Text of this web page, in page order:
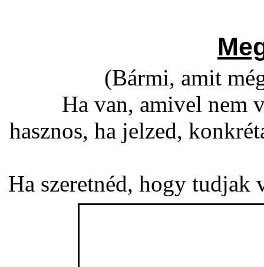
(Bármi, amit
Ha van, amivel nem
hasznos, ha jelzed,
Ha szeretnéd, hogy